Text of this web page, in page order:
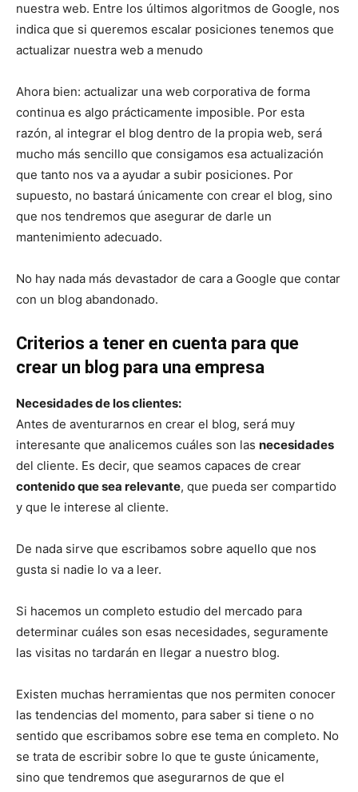
nuestra web. Entre los últimos algoritmos de Google, nos
indica que si queremos escalar posiciones tenemos que
actualizar nuestra web a menudo
Ahora bien: actualizar una web corporativa de forma
continua es algo prácticamente imposible. Por esta
razón, al integrar el blog dentro de la propia web, será
mucho más sencillo que consigamos esa actualización
que tanto nos va a ayudar a subir posiciones. Por
supuesto, no bastará únicamente con crear el blog, sino
que nos tendremos que asegurar de darle un
mantenimiento adecuado.
No hay nada más devastador de cara a Google que contar
con un blog abandonado.
Criterios a tener en cuenta para que
crear un blog para una empresa
Necesidades de los clientes:
Antes de aventurarnos en crear el blog, será muy
interesante que analicemos cuáles son las necesidades
del cliente. Es decir, que seamos capaces de crear
contenido que sea relevante, que pueda ser compartido
y que le interese al cliente.
De nada sirve que escribamos sobre aquello que nos
gusta si nadie lo va a leer.
Si hacemos un completo estudio del mercado para
determinar cuáles son esas necesidades, seguramente
las visitas no tardarán en llegar a nuestro blog.
Existen muchas herramientas que nos permiten conocer
las tendencias del momento, para saber si tiene o no
sentido que escribamos sobre ese tema en completo. No
se trata de escribir sobre lo que te guste únicamente,
sino que tendremos que asegurarnos de que el